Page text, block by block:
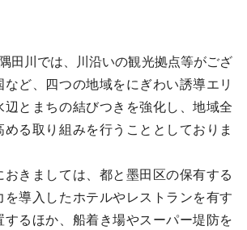
田川では、川沿いの観光拠点等がござ
など、四つの地域をにぎわい誘導エリ
辺とまちの結びつきを強化し、地域全
る取り組みを行うこととしておりま
きましては、都と墨田区の保有する
を導入したホテルやレストランを有す
するほか、船着き場やスーパー堤防を